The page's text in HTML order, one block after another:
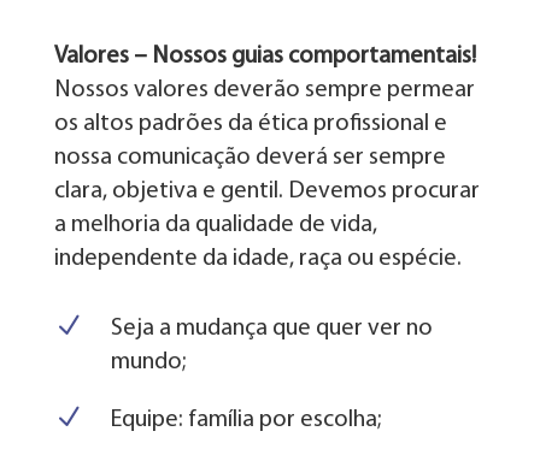
Valores – Nossos guias comportamentais!
Nossos valores deverão sempre permear
os altos padrões da ética profissional e
nossa comunicação deverá ser sempre
clara, objetiva e gentil. Devemos procurar
a melhoria da qualidade de vida,
independente da idade, raça ou espécie.
N
Seja a mudança que quer ver no
mundo;
N Equipe: família por escolha;